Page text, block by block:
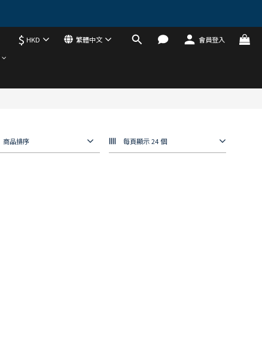
$ HKD 繁體中文 會員登入
商品排序 每頁顯示 24 個